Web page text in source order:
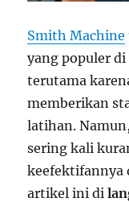
Smith Machine
yang populer
terutama
memberikan
latihan.
sering kali
keefektifannya
artikel ini di